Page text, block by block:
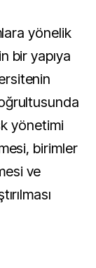
yönelik
bir yapıya
yönetimi
birimler
ve